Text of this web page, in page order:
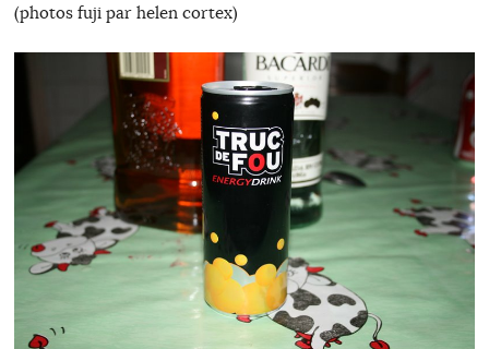
(photos fuji par helen cortex)